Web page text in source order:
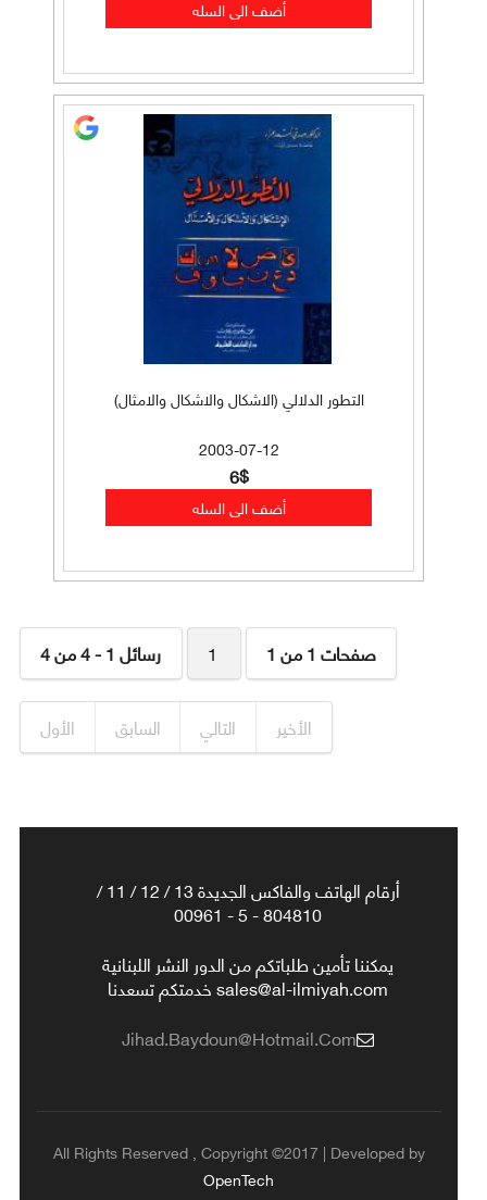
التطور الدلالي (الاشكال والاشكال والامثال)
2003-07-12
6$
رسائل 1 - 4 من 4 1 صفحات 1 من 1
الأول السابق التالي الأخير
أرقام الهاتف والفاكس الجديدة 13 / 12 / 11 /
804810 - 5 - 00961
يمكننا تأمين طلباتكم من الدور النشر اللبنانية
sales@al-ilmiyah.com خدمتكم تسعدنا
Jihad.baydoun@hotmail.com
All Rights Reserved , Copyright ©2017 | Developed by
OpenTech